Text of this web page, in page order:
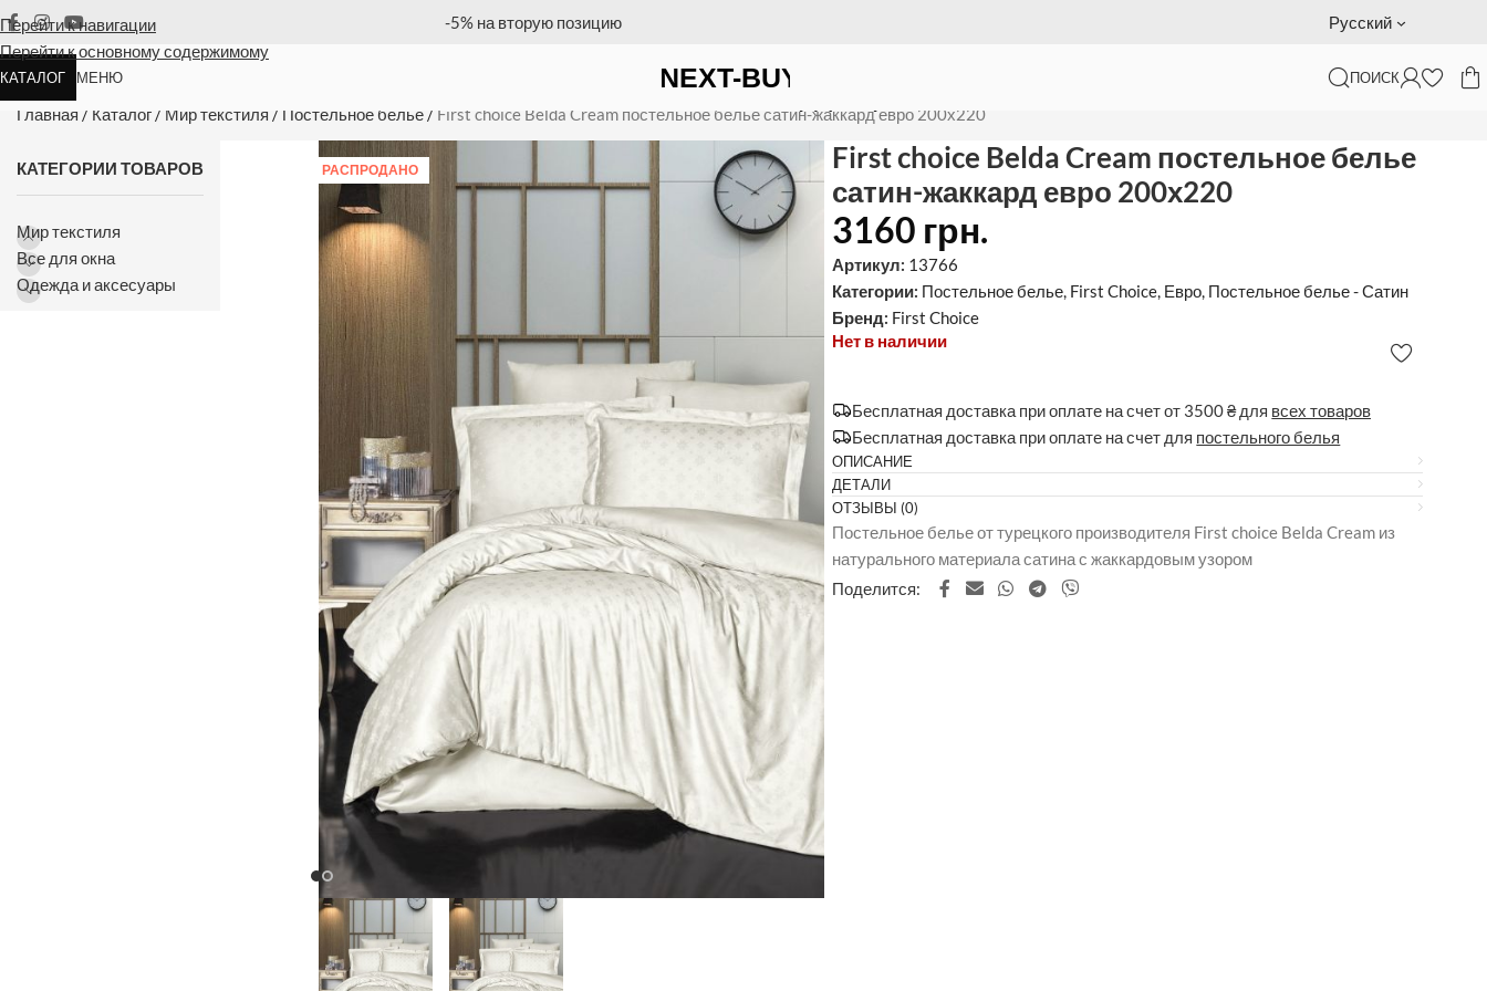
Перейти к навигации
Перейти к основному содержимому
позицию Оплата на счет = бесплатная доставка Подарочный сертификат — доставка за наш счет
Русский
КАТАЛОГ МЕНЮ ПОИСК
First choice Belda Cream постельное белье сатин-жаккард евро 200х220
Главная / Каталог/ Мир текстиля / Постельное белье/ First choice Belda Cream постельное белье сатин-жаккард евро 200х220
КАТЕГОРИИ ТОВАРОВ
Мир текстиля
Все для окна
Одежда и аксесуары
РАСПРОДАНО
First choice Belda Cream постельное белье
сатин-жаккард евро 200х220
3160 грн.
Артикул: 13766
Категории: Постельное белье, First Choice, Евро, Постельное белье - Сатин
Бренд: First Choice
Нет в наличии
Бесплатная доставка при оплате на счет от 3500 ₴ для всех товаров
Бесплатная доставка при оплате на счет для постельного белья
ОПИСАНИЕ
ДЕТАЛИ
ОТЗЫВЫ (0)
Постельное белье от турецкого производителя First choice Belda Cream из
натурального материала сатина с жаккардовым узором
Поделится: